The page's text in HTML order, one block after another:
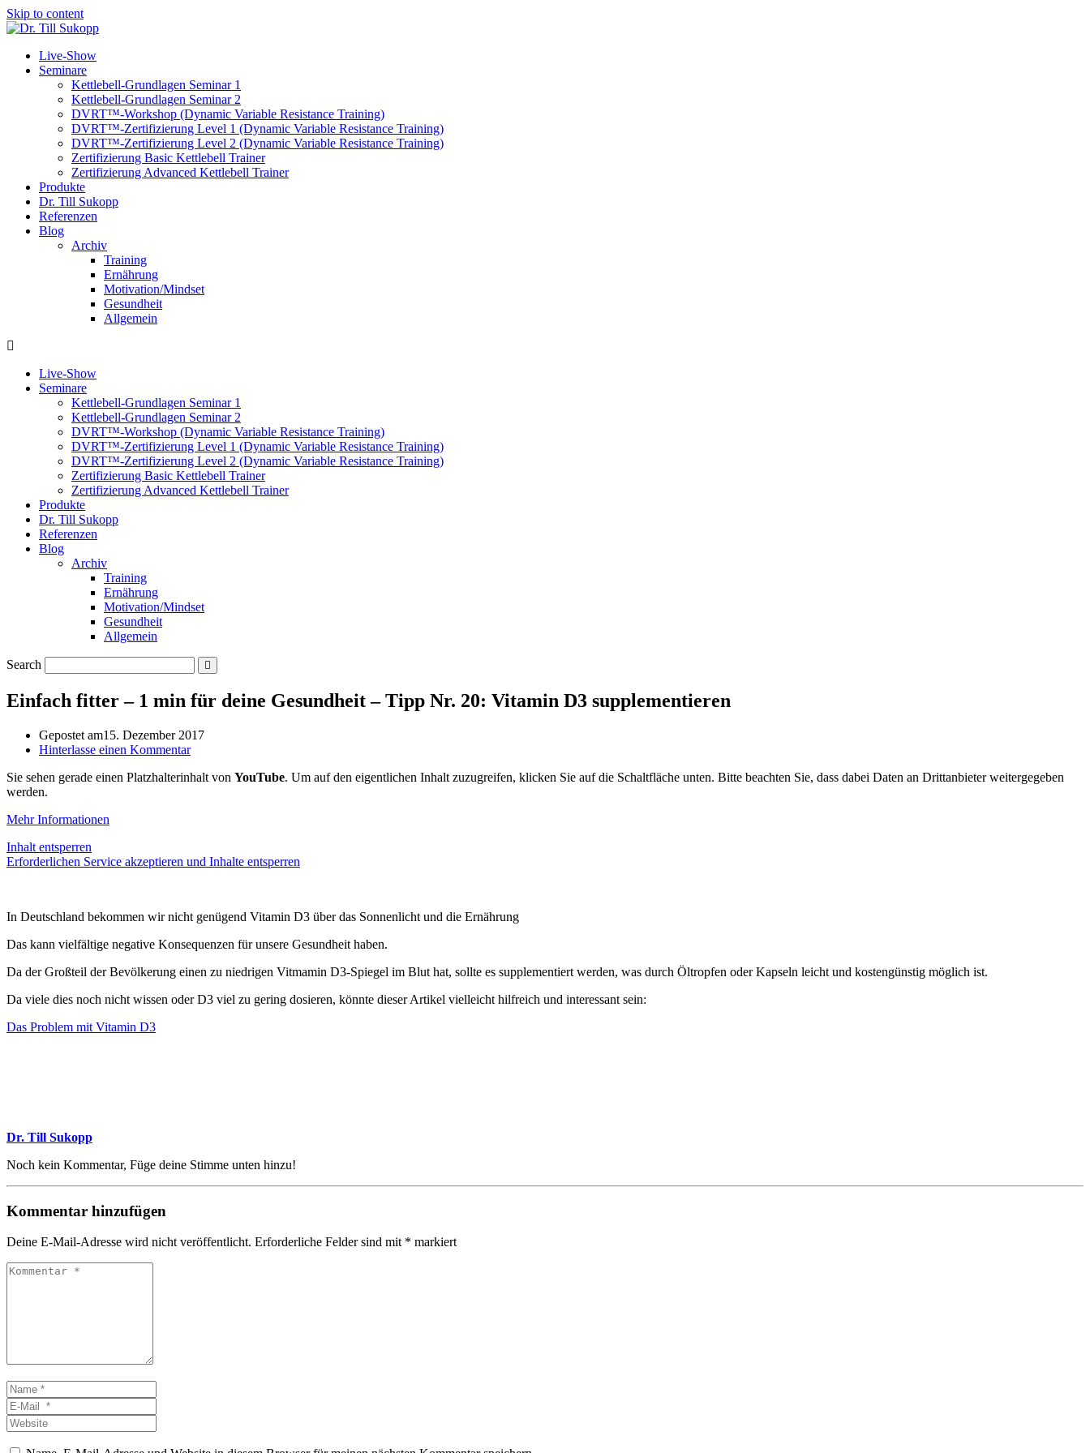
Skip to content
Live-Show
Seminare
Kettlebell-Grundlagen Seminar 1
Kettlebell-Grundlagen Seminar 2
DVRT™-Workshop (Dynamic Variable Resistance Training)
DVRT™-Zertifizierung Level 1 (Dynamic Variable Resistance Training)
DVRT™-Zertifizierung Level 2 (Dynamic Variable Resistance Training)
Zertifizierung Basic Kettlebell Trainer
Zertifizierung Advanced Kettlebell Trainer
Produkte
Dr. Till Sukopp
Referenzen
Blog
Archiv
Training
Ernährung
Motivation/Mindset
Gesundheit
Allgemein
Live-Show
Seminare
Kettlebell-Grundlagen Seminar 1
Kettlebell-Grundlagen Seminar 2
DVRT™-Workshop (Dynamic Variable Resistance Training)
DVRT™-Zertifizierung Level 1 (Dynamic Variable Resistance Training)
DVRT™-Zertifizierung Level 2 (Dynamic Variable Resistance Training)
Zertifizierung Basic Kettlebell Trainer
Zertifizierung Advanced Kettlebell Trainer
Produkte
Dr. Till Sukopp
Referenzen
Blog
Archiv
Training
Ernährung
Motivation/Mindset
Gesundheit
Allgemein
Search
Einfach fitter – 1 min für deine Gesundheit – Tipp Nr. 20: Vitamin D3 supplementieren
Gepostet am15. Dezember 2017
Hinterlasse einen Kommentar
Sie sehen gerade einen Platzhalterinhalt von YouTube. Um auf den eigentlichen Inhalt zuzugreifen, klicken Sie auf die Schaltfläche unten. Bitte beachten Sie, dass dabei Daten an Drittanbieter weitergegeben
werden.
Mehr Informationen
Inhalt entsperren
Erforderlichen Service akzeptieren und Inhalte entsperren
In Deutschland bekommen wir nicht genügend Vitamin D3 über das Sonnenlicht und die Ernährung
Das kann vielfältige negative Konsequenzen für unsere Gesundheit haben.
Da der Großteil der Bevölkerung einen zu niedrigen Vitmamin D3-Spiegel im Blut hat, sollte es supplementiert werden, was durch Öltropfen oder Kapseln leicht und kostengünstig möglich ist.
Da viele dies noch nicht wissen oder D3 viel zu gering dosieren, könnte dieser Artikel vielleicht hilfreich und interessant sein:
Das Problem mit Vitamin D3
Dr. Till Sukopp
Noch kein Kommentar, Füge deine Stimme unten hinzu!
Kommentar hinzufügen
Deine E-Mail-Adresse wird nicht veröffentlicht. Erforderliche Felder sind mit * markiert
Kommentar
Name
*E-
Mail
*
Website